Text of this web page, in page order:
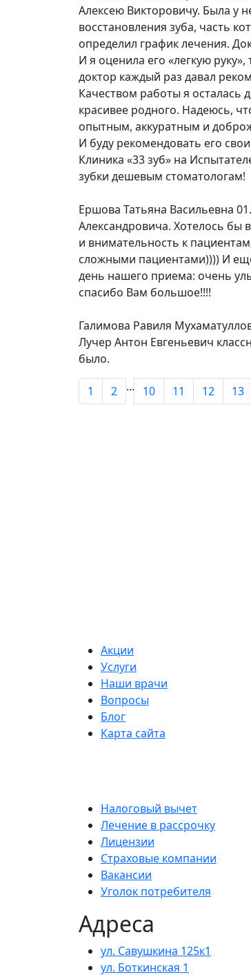
Алексею Викторовичу. Была у
восстановления зуба, часть
определил график лечения.
И я оценила его «легкую
доктор каждый раз давал
Качеством работы я
красивее родного. Надеюсь,
опытным, аккуратным и
И буду рекомендовать его
Клиника «33 зуб» на
зубки дешевым стоматологам!
Ершова Татьяна Васильевна
Александровича. Хотелось бы
и внимательность к
сложными пациентами)))) И
день нашего приема: очень
спасибо Вам большое!!!!
Галимова Равиля
Лучер Антон Евгеньевич
было.
1 2 ... 10 11 12 13
Акции
Услуги
Наши врачи
Вопросы
Блог
Карта сайта
Налоговый вычет
Лечение в рассрочку
Лицензии
Страховые компании
Вакансии
Уголок потребителя
Адреса
ул. Савушкина 125к1
ул. Боткинская 1